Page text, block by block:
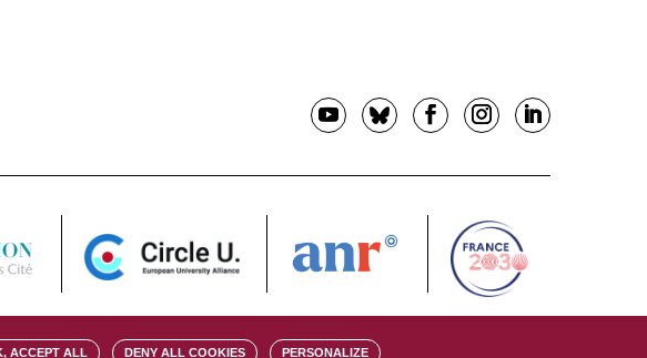
ACCEPT ALL DENY ALL COOKIES PERSONALIZE